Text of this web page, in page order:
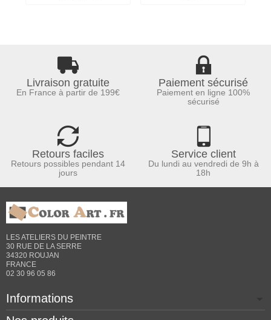
Livraison gratuite
En France à partir de 199€
Paiement sécurisé
Paiement en ligne 100%
sécurisé
Retours faciles
Retours possibles pendant 14
jours
Service client
Du lundi au vendredi de 9h à
18h
LES ATELIERS DU PEINTRE
30 RUE DE LA SERRE
34320 ROUJAN
FRANCE
02 30 96 05 86
Informations